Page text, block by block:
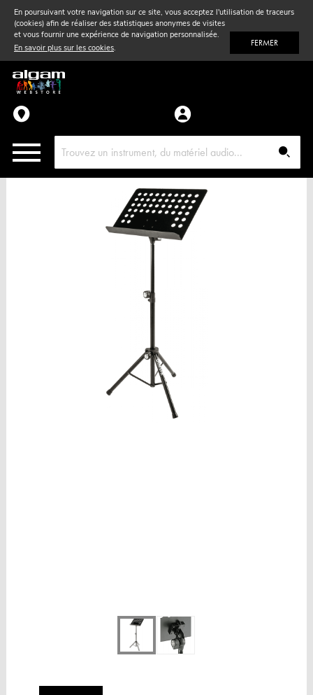
En poursuivant votre navigation sur ce site, vous acceptez l'utilisation de traceurs
(cookies) afin de réaliser des statistiques anonymes de visites
et vous fournir une expérience de navigation personnalisée.
En savoir plus sur les cookies. FERMER
Vent& Violon
Accessoires
Pièces détachées